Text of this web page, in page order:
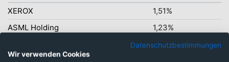
XEROX
1,51%
ASML Holding
1,23%
1,10%
Datenschutzbestimmungen
Wir verwenden Cookies